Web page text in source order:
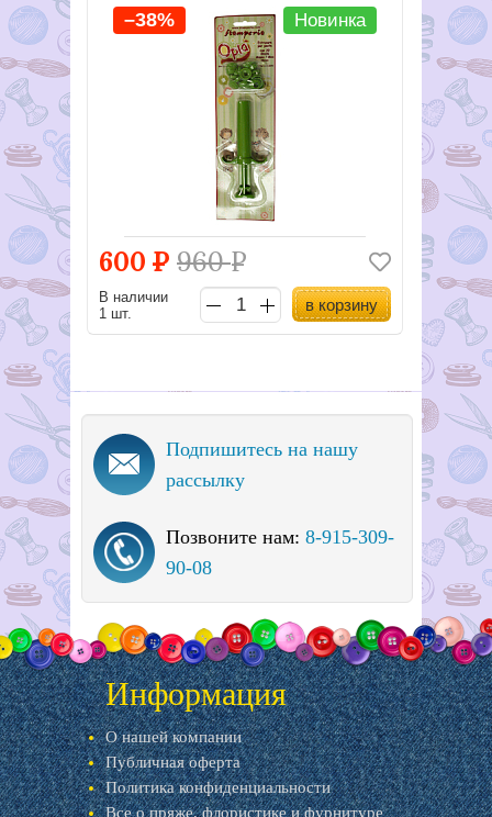
Новинка
600 Р 960Р
–38%
В наличии
1 шт.
в корзину
Подпишитесь на нашу
рассылку
Позвоните нам: 8-915-309-
90-08
Информация
О нашей компании
Публичная оферта
Политика конфиденциальности
Все о пряже, флористике и фурнитуре